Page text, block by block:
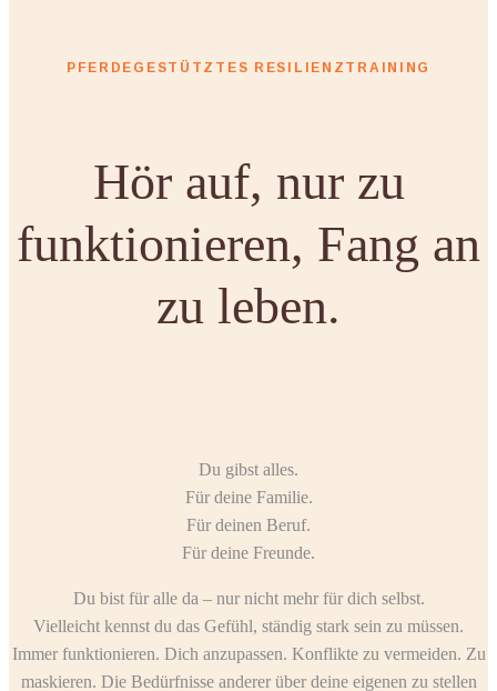
22.06.2023
PFERDEGESTÜTZTES RESILIENZTRAINING
Hör auf, nur zu
funktionieren, Fang an
zu leben.
Du gibst alles.
Für deine Familie.
Für deinen Beruf.
Für deine Freunde.
Du bist für alle da – nur nicht mehr für dich selbst.
Vielleicht kennst du das Gefühl, ständig stark sein zu müssen.
Immer funktionieren. Dich anzupassen. Konflikte zu vermeiden. Zu
maskieren. Die Bedürfnisse anderer über deine eigenen zu stellen